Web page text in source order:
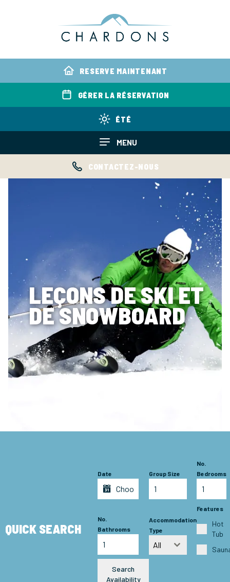
RESERVE MAINTENANT
GÉRER LA RÉSERVATION
ÉTÉ
CONTACTEZ-NOUS
MENU
LEÇONS DE SKI ET
DE SNOWBOARD
QUICK SEARCH
Date Group Size
No.
Bedrooms
No.
Bathrooms
Accommodation
Type
All
Features
Hot
Tub
Search
Availability